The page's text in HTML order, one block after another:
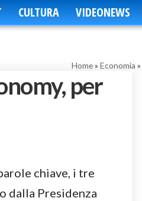
CULTURA VIDEONEWS
Home» Economia »
per
chiave, i tre
dalla Presidenza